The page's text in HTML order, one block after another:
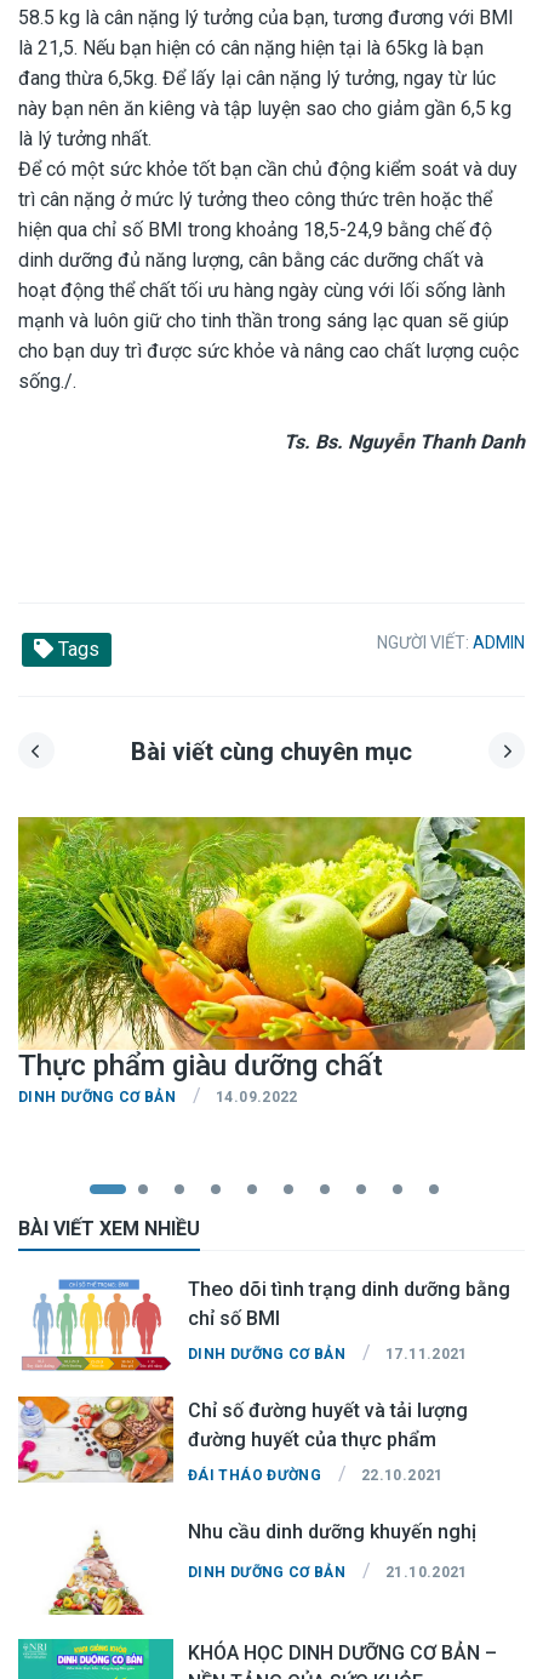
58.5 kg là cân nặng lý tưởng của bạn, tương đương với BMI
là 21,5. Nếu bạn hiện có cân nặng hiện tại là 65kg là bạn
đang thừa 6,5kg. Để lấy lại cân nặng lý tưởng, ngay từ lúc
này bạn nên ăn kiêng và tập luyện sao cho giảm gần 6,5 kg
là lý tưởng nhất.
Để có một sức khỏe tốt bạn cần chủ động kiểm soát và duy
trì cân nặng ở mức lý tưởng theo công thức trên hoặc thể
hiện qua chỉ số BMI trong khoảng 18,5-24,9 bằng chế độ
dinh dưỡng đủ năng lượng, cân bằng các dưỡng chất và
hoạt động thể chất tối ưu hàng ngày cùng với lối sống lành
mạnh và luôn giữ cho tinh thần trong sáng lạc quan sẽ giúp
cho bạn duy trì được sức khỏe và nâng cao chất lượng cuộc
sống./.
Ts. Bs. Nguyễn Thanh Danh
Tags NGƯỜI VIẾT: ADMIN
Bài viết cùng chuyên mục
Thực phẩm giàu dưỡng chất
DINH DƯỠNG CƠ BẢN / 14.09.2022
BÀI VIẾT XEM NHIỀU
Theo dõi tình trạng dinh dưỡng bằng
chỉ số BMI
DINH DƯỠNG CƠ BẢN / 17.11.2021
Chỉ số đường huyết và tải lượng
đường huyết của thực phẩm
ĐÁI THÁO ĐƯỜNG / 22.10.2021
Nhu cầu dinh dưỡng khuyến nghị
DINH DƯỠNG CƠ BẢN / 21.10.2021
KHÓA HỌC DINH DƯỠNG CƠ BẢN –